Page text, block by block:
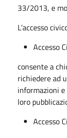
33/2013, e
L’accesso
Accesso
consente a
richiedere ad
informazioni
loro
Accesso